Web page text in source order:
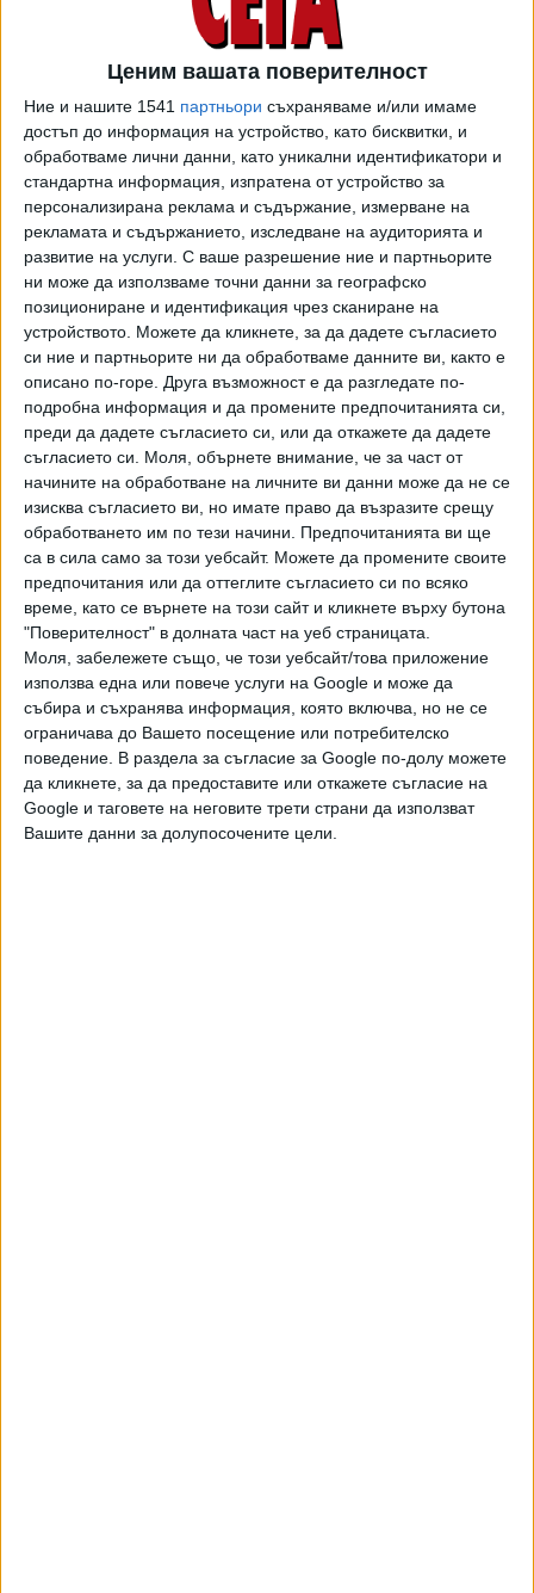
Ценим вашата поверителност
Ние и нашите 1541 партньори съхраняваме и/или имаме
достъп до информация на устройство, като бисквитки, и
обработваме лични данни, като уникални идентификатори и
стандартна информация, изпратена от устройство за
персонализирана реклама и съдържание, измерване на
рекламата и съдържанието, изследване на аудиторията и
развитие на услуги. С ваше разрешение ние и партньорите
ни може да използваме точни данни за географско
позициониране и идентификация чрез сканиране на
устройството. Можете да кликнете, за да дадете съгласието
си ние и партньорите ни да обработваме данните ви, както е
описано по-горе. Друга възможност е да разгледате по-
подробна информация и да промените предпочитанията си,
преди да дадете съгласието си, или да откажете да дадете
съгласието си.
Моля, обърнете внимание, че за част от
начините на обработване на личните ви данни може да не се
изисква съгласието ви, но имате право да възразите срещу
обработването им по тези начини. Предпочитанията ви ще
са в сила само за този уебсайт. Можете да промените своите
предпочитания или да оттеглите съгласието си по всяко
време, като се върнете на този сайт и кликнете върху бутона
"Поверителност" в долната част на уеб страницата.
Моля, забележете също, че този уебсайт/това приложение
използва една или повече услуги на Google и може да
събира и съхранява информация, която включва, но не се
ограничава до Вашето посещение или потребителско
поведение. В раздела за съгласие за Google по-долу можете
да кликнете, за да предоставите или откажете съгласие на
Google и таговете на неговите трети страни да използват
Вашите данни за долупосочените цели.
04 Яну. 2019
ТУШ Разгледай всички
ПОСЛЕ